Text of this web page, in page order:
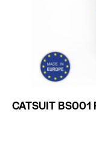
CATSUIT BS001